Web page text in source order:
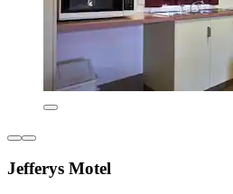
Jefferys Motel